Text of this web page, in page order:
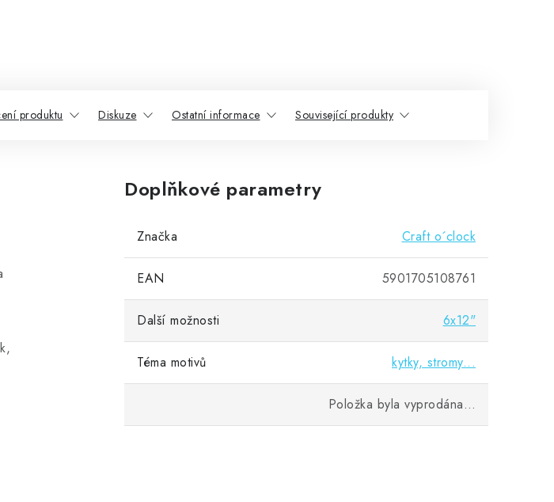
produktu Diskuze Ostatní informace Související produkty
Doplňkové parametry
Značka Craft o´clock
EAN 5901705108761
Další možnosti 6x12"
Téma motivů kytky, stromy...
Položka byla vyprodána…